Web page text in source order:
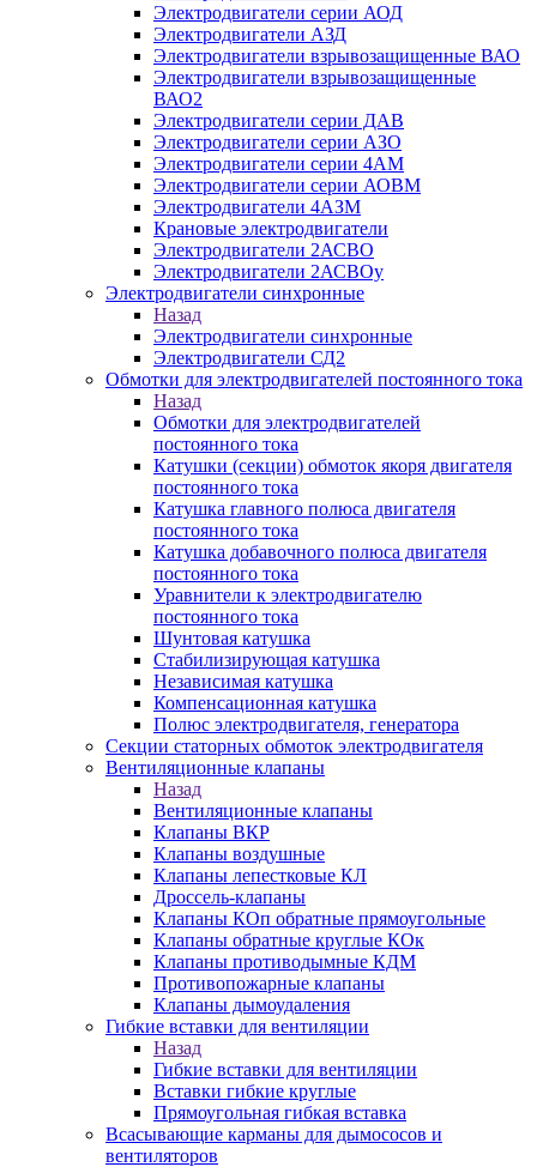
Электродвигатели серии АОД
Электродвигатели АЗД
Электродвигатели взрывозащищенные ВАО
Электродвигатели взрывозащищенные
ВАО2
Электродвигатели серии ДАВ
Электродвигатели серии АЗО
Электродвигатели серии 4АМ
Электродвигатели серии АОВМ
Электродвигатели 4АЗМ
Крановые электродвигатели
Электродвигатели 2АСВО
Электродвигатели 2АСВОу
Электродвигатели синхронные
Назад
Электродвигатели синхронные
Электродвигатели СД2
Обмотки для электродвигателей постоянного тока
Назад
Обмотки для электродвигателей
постоянного тока
Катушки (секции) обмоток якоря двигателя
постоянного тока
Катушка главного полюса двигателя
постоянного тока
Катушка добавочного полюса двигателя
постоянного тока
Уравнители к электродвигателю
постоянного тока
Шунтовая катушка
Стабилизирующая катушка
Независимая катушка
Компенсационная катушка
Полюс электродвигателя, генератора
Секции статорных обмоток электродвигателя
Вентиляционные клапаны
Назад
Вентиляционные клапаны
Клапаны ВКР
Клапаны воздушные
Клапаны лепестковые КЛ
Дроссель-клапаны
Клапаны КОп обратные прямоугольные
Клапаны обратные круглые КОк
Клапаны противодымные КДМ
Противопожарные клапаны
Клапаны дымоудаления
Гибкие вставки для вентиляции
Назад
Гибкие вставки для вентиляции
Вставки гибкие круглые
Прямоугольная гибкая вставка
Всасывающие карманы для дымососов и
вентиляторов